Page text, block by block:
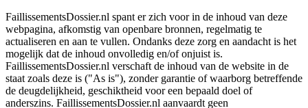
FaillissementsDossier.nl spant er zich voor in de inhoud van deze
webpagina, afkomstig van openbare bronnen, regelmatig te
actualiseren en aan te vullen. Ondanks deze zorg en aandacht is het
mogelijk dat de inhoud onvolledig en/of onjuist is.
FaillissementsDossier.nl verschaft de inhoud van de website in de
staat zoals deze is ("As is"), zonder garantie of waarborg betreffende
de deugdelijkheid, geschiktheid voor een bepaald doel of
anderszins. FaillissementsDossier.nl aanvaardt geen